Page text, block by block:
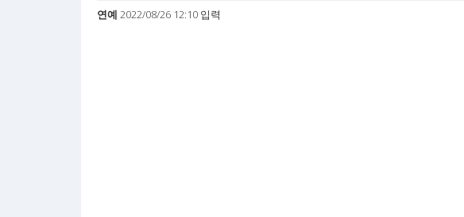
연예 2022/08/26 12:10 입력